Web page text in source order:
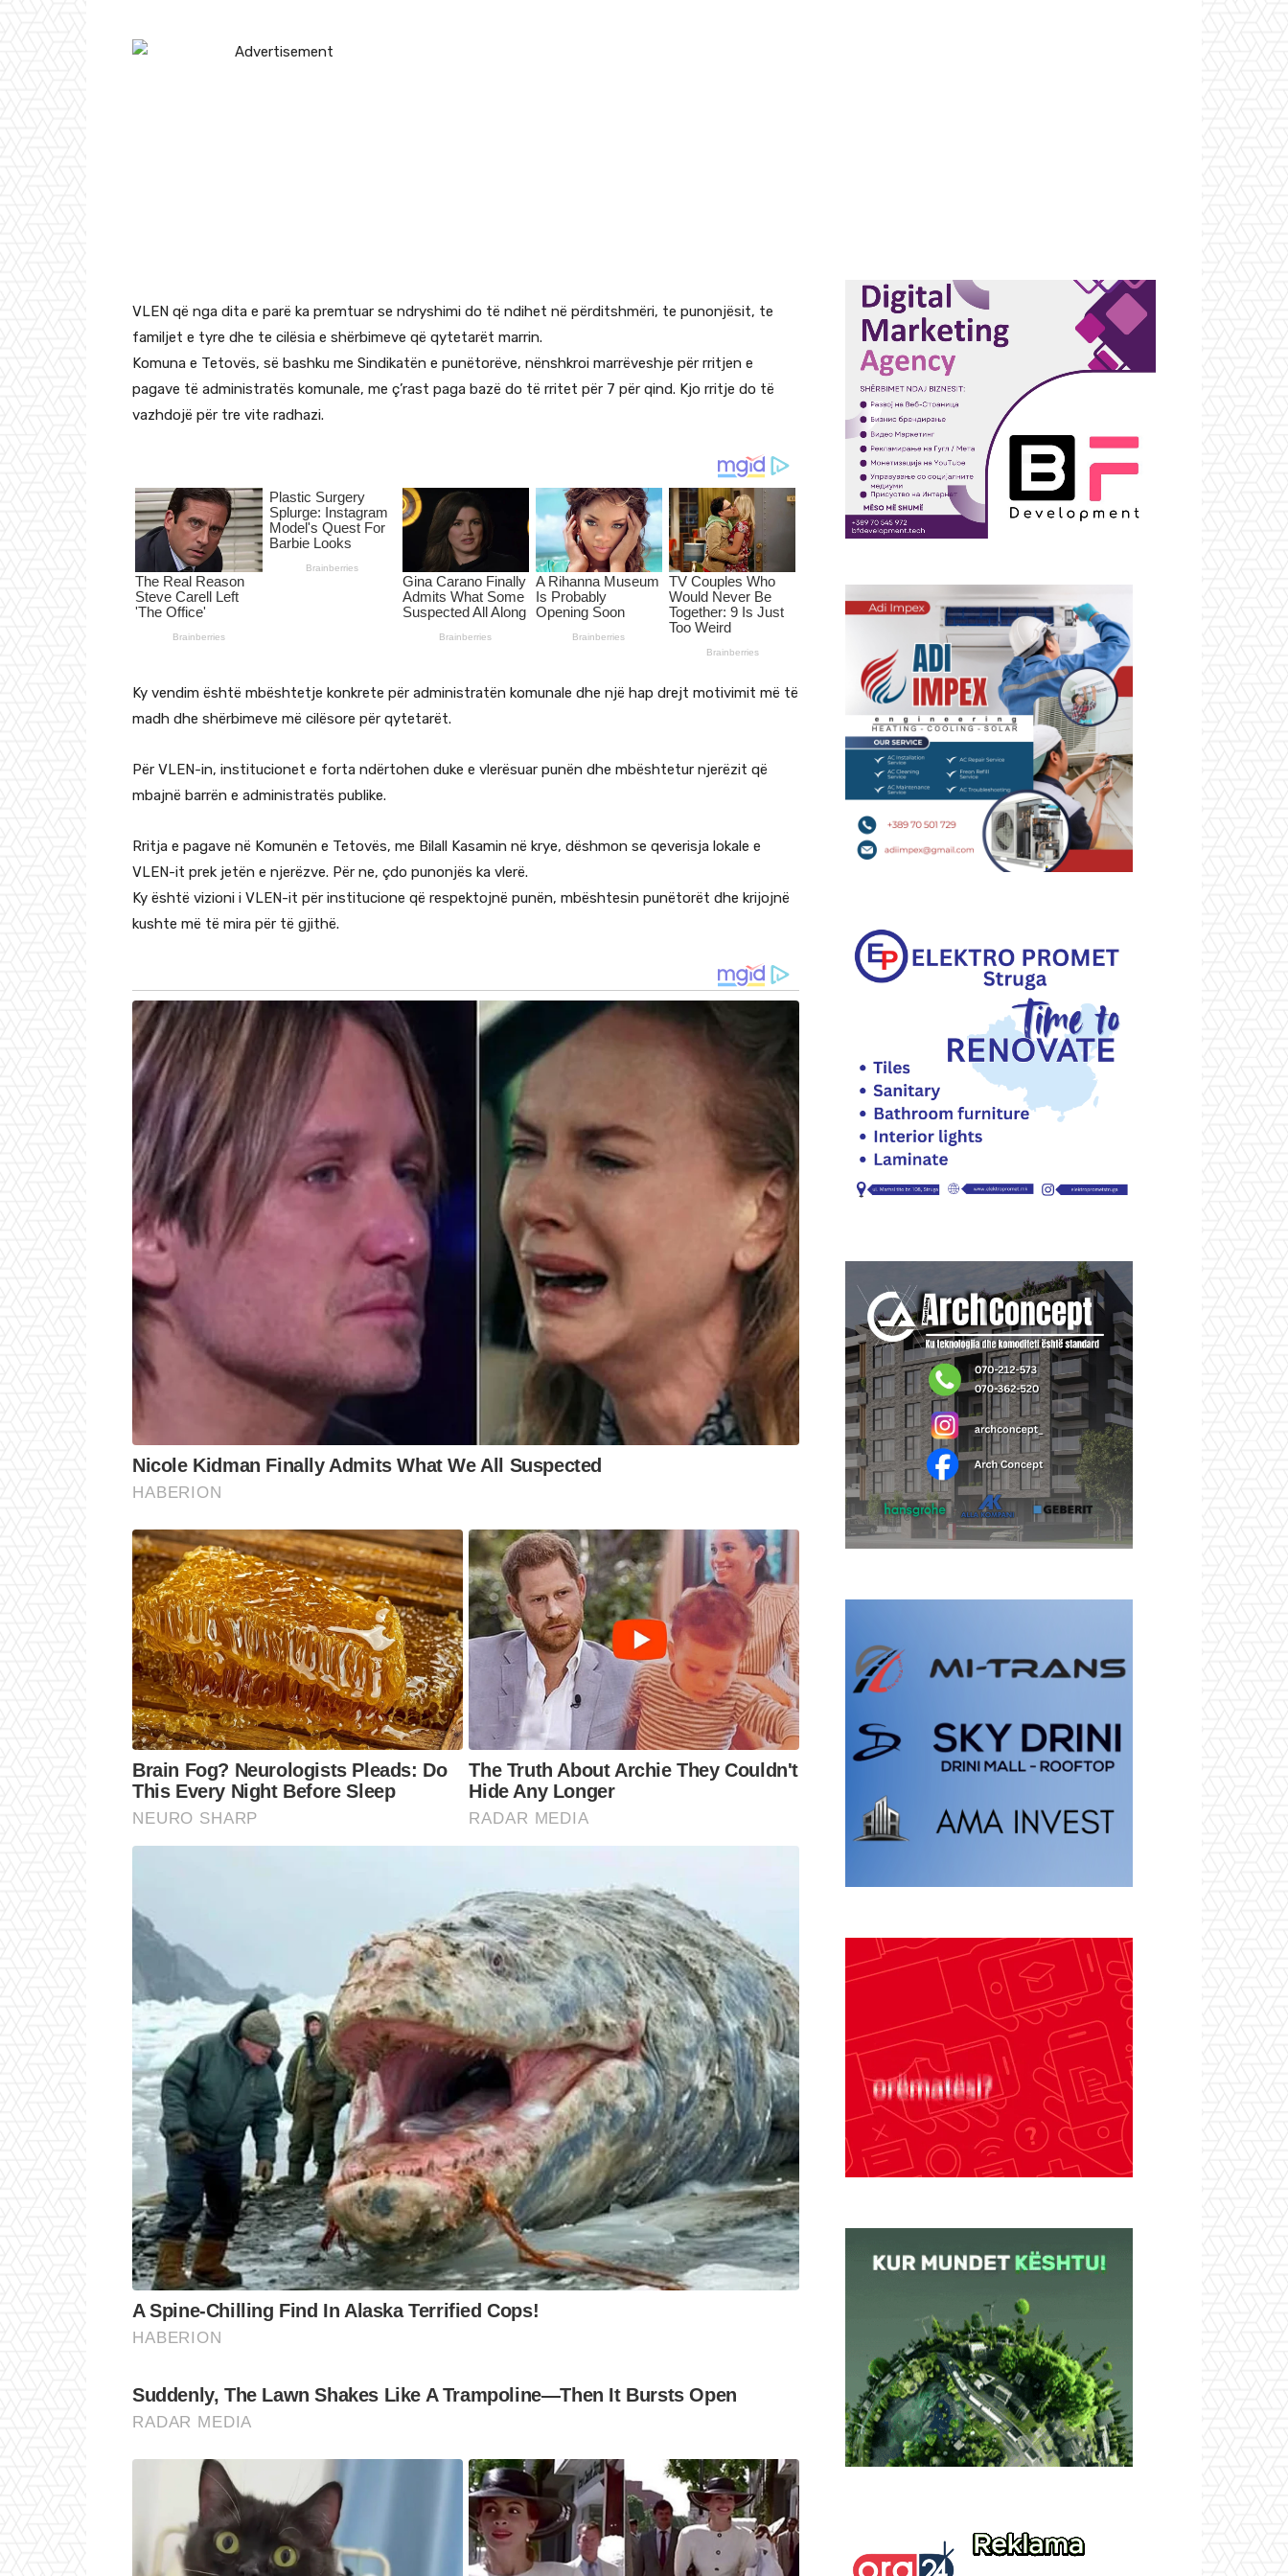
VLEN që nga dita e parë ka premtuar se ndryshimi do të ndihet në përditshmëri, te punonjësit, te
familjet e tyre dhe te cilësia e shërbimeve që qytetarët marrin.
Komuna e Tetovës, së bashku me Sindikatën e punëtorëve, nënshkroi marrëveshje për rritjen e
pagave të administratës komunale, me ç’rast paga bazë do të rritet për 7 për qind. Kjo rritje do të
vazhdojë për tre vite radhazi.
Ky vendim është mbështetje konkrete për administratën komunale dhe një hap drejt motivimit më të
madh dhe shërbimeve më cilësore për qytetarët.
Për VLEN-in, institucionet e forta ndërtohen duke e vlerësuar punën dhe mbështetur njerëzit që
mbajnë barrën e administratës publike.
Rritja e pagave në Komunën e Tetovës, me Bilall Kasamin në krye, dëshmon se qeverisja lokale e
VLEN-it prek jetën e njerëzve. Për ne, çdo punonjës ka vlerë.
Ky është vizioni i VLEN-it për institucione që respektojnë punën, mbështesin punëtorët dhe krijojnë
kushte më të mira për të gjithë.